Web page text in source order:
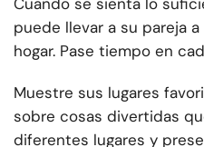
puede llevar a su pareja
hogar. Pase tiempo en
Muestre sus lugares
sobre cosas divertidas
diferentes lugares y